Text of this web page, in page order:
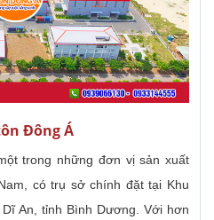
Đông Á
trong những đơn vị sản xuất
có trụ sở chính đặt tại Khu
An, tỉnh Bình Dương. Với hơn